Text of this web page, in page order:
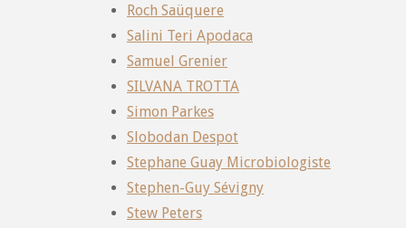
Roch Saüquere
Salini Teri Apodaca
Samuel Grenier
SILVANA TROTTA
Simon Parkes
Slobodan Despot
Stephane Guay Microbiologiste
Stephen-Guy Sévigny
Stew Peters